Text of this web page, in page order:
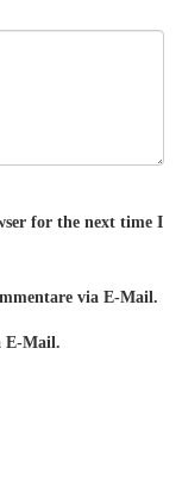
for the next time I
via E-Mail.
E-Mail.